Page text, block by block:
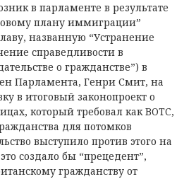
в парламенте в результате
плану иммиграции”
названную “Устранение
справедливости в
о гражданстве”) в
Парламента, Генри Смит, на
в итоговый законопроект о
который требовал как BOTC,
для потомков
выступило против этого на
создало бы “прецедент”,
гражданству от